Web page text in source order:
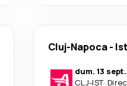
Cluj-Napoca-
dum. 13 sept.
CLJ-IST·